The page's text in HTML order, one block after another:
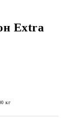
Extra
кг